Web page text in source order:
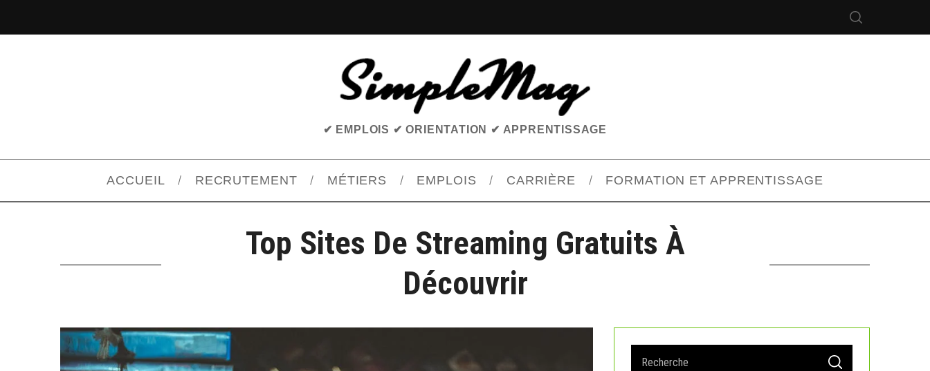
✔ EMPLOIS ✔ ORIENTATION ✔ APPRENTISSAGE
ACCUEIL RECRUTEMENT MÉTIERS EMPLOIS CARRIÈRE FORMATION ET APPRENTISSAGE
Top Sites De Streaming Gratuits À
Découvrir
S